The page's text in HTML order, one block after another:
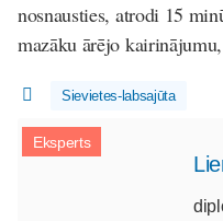
nosnausties, atrodi 15
mazāku ārējo
Sievietes-labsajūta
Eksperts